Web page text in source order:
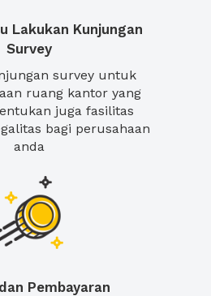
Lakukan Kunjungan
Survey
survey untuk
ruang kantor yang
juga fasilitas
bagi perusahaan
anda
Pembayaran